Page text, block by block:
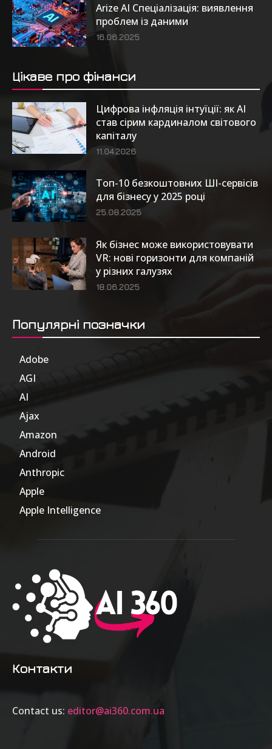
Arize AI Спеціалізація: виявлення
проблем із даними
16.06.2025
Цікаве про фінанси
Цифрова інфляція інтуїції: як AI
став сірим кардиналом світового
капіталу
11.04.2026
Топ-10 безкоштовних ШІ-сервісів
для бізнесу у 2025 році
25.08.2025
Як бізнес може використовувати
VR: нові горизонти для компаній
у різних галузях
18.06.2025
Популярні позначки
Adobe
AGI
AI
Ajax
Amazon
Android
Anthropic
Apple
Apple Intelligence
Контакти
Contact us: editor@ai360.com.ua